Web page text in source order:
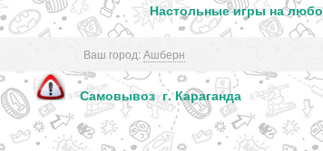
Настольные игры на
Ваш город:Ашберн
Самовывоз г.